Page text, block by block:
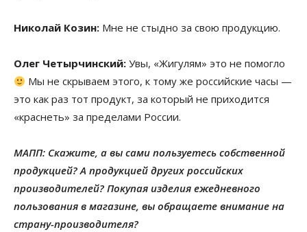
Николай Козин: Мне не стыдно за свою продукцию.
Олег Четырчинский: Увы, «Жигулям» это не помогло
Мы не скрываем этого, к тому же российские часы —
это как раз тот продукт, за который не приходится
«краснеть» за пределами России.
МАПП: Скажите, а вы сами пользуетесь собственной
продукцией? А продукцией других российских
производителей? Покупая изделия ежедневного
пользования в магазине, вы обращаете внимание на
страну-производителя?